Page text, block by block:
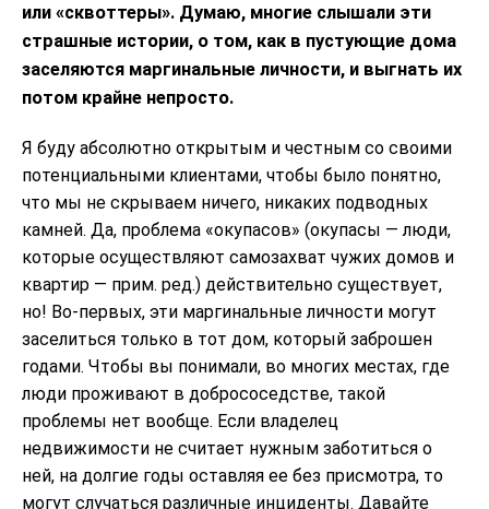
или «сквоттеры». Думаю, многие слышали эти
страшные истории, о том, как в пустующие дома
заселяются маргинальные личности, и выгнать их
потом крайне непросто.
Я буду абсолютно открытым и честным со своими
потенциальными клиентами, чтобы было понятно,
что мы не скрываем ничего, никаких подводных
камней. Да, проблема «окупасов» (окупасы — люди,
которые осуществляют самозахват чужих домов и
квартир — прим. ред.) действительно существует,
но! Во-первых, эти маргинальные личности могут
заселиться только в тот дом, который заброшен
годами. Чтобы вы понимали, во многих местах, где
люди проживают в добрососедстве, такой
проблемы нет вообще. Если владелец
недвижимости не считает нужным заботиться о
ней, на долгие годы оставляя ее без присмотра, то
могут случаться различные инциденты. Давайте